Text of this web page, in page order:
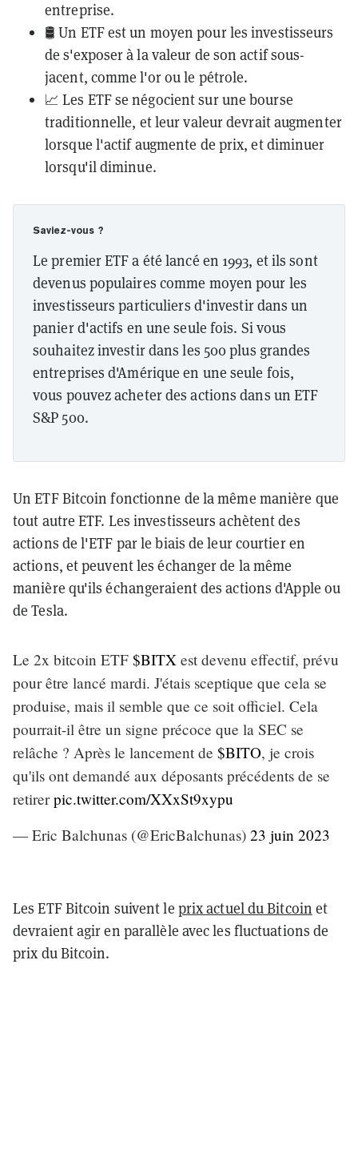
entreprise.
🛢️ Un ETF est un moyen pour les investisseurs
de s'exposer à la valeur de son actif sous-
jacent, comme l'or ou le pétrole.
📈 Les ETF se négocient sur une bourse
traditionnelle, et leur valeur devrait augmenter
lorsque l'actif augmente de prix, et diminuer
lorsqu'il diminue.
Saviez-vous ?
Le premier ETF a été lancé en 1993, et ils sont
devenus populaires comme moyen pour les
investisseurs particuliers d'investir dans un
panier d'actifs en une seule fois. Si vous
souhaitez investir dans les 500 plus grandes
entreprises d'Amérique en une seule fois,
vous pouvez acheter des actions dans un ETF
S&P 500.
Un ETF Bitcoin fonctionne de la même manière que
tout autre ETF. Les investisseurs achètent des
actions de l'ETF par le biais de leur courtier en
actions, et peuvent les échanger de la même
manière qu'ils échangeraient des actions d'Apple ou
de Tesla.
Le 2x bitcoin ETF $BITX est devenu effectif, prévu
pour être lancé mardi. J'étais sceptique que cela se
produise, mais il semble que ce soit officiel. Cela
pourrait-il être un signe précoce que la SEC se
relâche ? Après le lancement de $BITO, je crois
qu'ils ont demandé aux déposants précédents de se
retirerpic.twitter.com/XXxSt9xypu
— Eric Balchunas (@EricBalchunas) 23 juin 2023
Les ETF Bitcoin suivent le prix actuel du Bitcoin et
devraient agir en parallèle avec les fluctuations de
prix du Bitcoin.